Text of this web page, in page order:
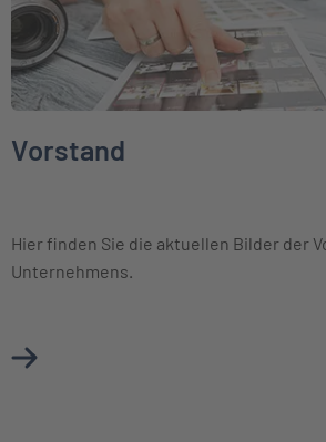
Vorstand
Hier finden Sie die aktuellen Bilder der
Unternehmens.
Mehr über Vorstand erfahren